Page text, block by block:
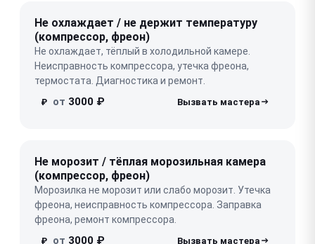
Не охлаждает / не держит температуру
(компрессор, фреон)
Не охлаждает, тёплый в холодильной камере.
Неисправность компрессора, утечка фреона,
термостата. Диагностика и ремонт.
₽ от 3000 ₽
Не морозит / тёплая морозильная камера
(компрессор, фреон)
Морозилка не морозит или слабо морозит. Утечка
фреона, неисправность компрессора. Заправка
фреона, ремонт компрессора.
₽ от 3000 ₽